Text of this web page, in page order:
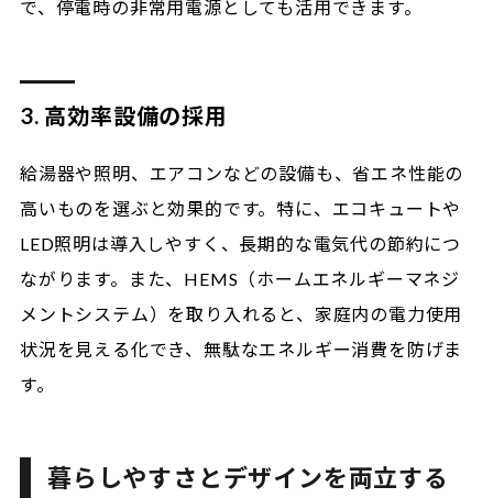
で、停電時の非常用電源としても活用できます。
3. 高効率設備の採用
給湯器や照明、エアコンなどの設備も、省エネ性能の
高いものを選ぶと効果的です。特に、エコキュートや
LED照明は導入しやすく、長期的な電気代の節約につ
ながります。また、HEMS（ホームエネルギーマネジ
メントシステム）を取り入れると、家庭内の電力使用
状況を見える化でき、無駄なエネルギー消費を防げま
す。
暮らしやすさとデザインを両立する